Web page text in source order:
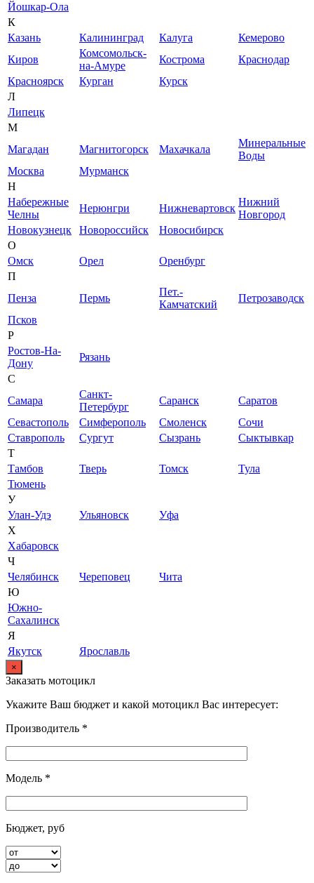
Йошкар-Ола
К
Казань
Калининград Калуга
Кемерово
Киров
Комсомольск-
на-Амуре
Кострома
Краснодар
Красноярск
Курган
Курск
Л
Липецк
М
Магадан
Магнитогорск Махачкала
Минеральные
Воды
Москва
Мурманск
Н
Набережные
Челны
Нерюнгри Нижневартовск
Нижний
Новгород
Новокузнецк
Новороссийск
Новосибирск
О
Омск
Орел
Оренбург
П
Пенза
Пермь
Пет.-
Камчатский
Петрозаводск
Псков
Р
Ростов-На-
Дону
Рязань
С
Самара
Санкт-
Петербург
Саранск
Саратов
Севастополь
Симферополь Смоленск
Сочи
Ставрополь
Сургут Сызрань
Сыктывкар
Т
Тамбов
Тверь Томск
Тула
Тюмень
У
Улан-Удэ
Ульяновск
Уфа
Х
Хабаровск
Ч
Челябинск
Череповец
Чита
Ю
Южно-
Сахалинск
Я
Якутск
Ярославль
×
Заказать мотоцикл
Укажите Ваш бюджет и какой мотоцикл Вас интересует:
Производитель *
Модель *
Бюджет, руб